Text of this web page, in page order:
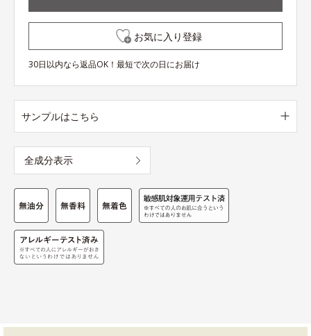
お気に入り登録
30日以内なら返品OK！最短で次の日にお届け
サンプルはこちら
全成分表示